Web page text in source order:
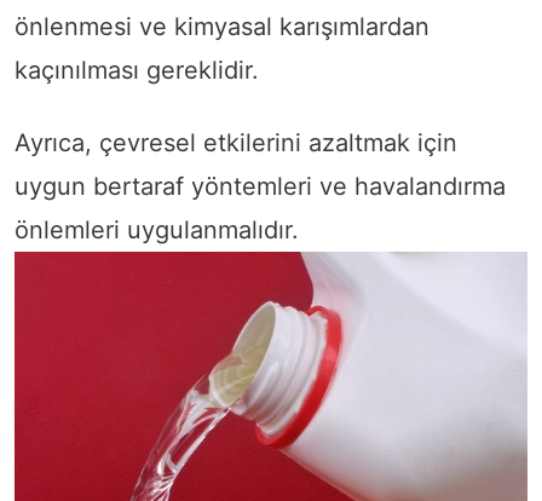
önlenmesi ve kimyasal karışımlardan
kaçınılması gereklidir.
Ayrıca, çevresel etkilerini azaltmak için
uygun bertaraf yöntemleri ve havalandırma
önlemleri uygulanmalıdır.